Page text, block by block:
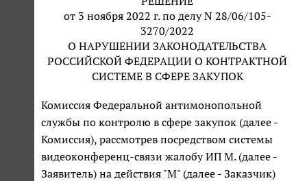
от 3 ноября 2022 г. по делу N 28/06/105-
3270/2022
О НАРУШЕНИИ ЗАКОНОДАТЕЛЬСТВА
РОССИЙСКОЙ ФЕДЕРАЦИИ О КОНТРАКТНОЙ
СИСТЕМЕ В СФЕРЕ ЗАКУПОК
Комиссия Федеральной антимонопольной
службы по контролю в сфере закупок (далее -
Комиссия), рассмотрев посредством системы
видеоконференц-связи жалобу ИП М. (далее -
Заявитель) на действия "М" (далее - Заказчик)